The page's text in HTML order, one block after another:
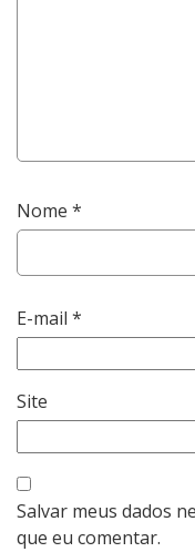
Nome *
E-mail *
Site
Salvar meus dados
que eu comentar.